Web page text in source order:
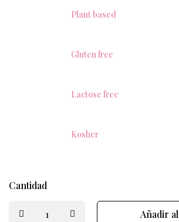
Plant based
Gluten free
Lactose free
Kosher
Cantidad
Añadir